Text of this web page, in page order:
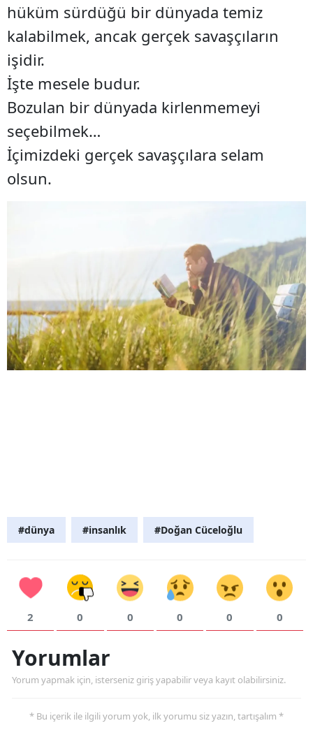
hüküm sürdüğü bir dünyada temiz
kalabilmek, ancak gerçek savaşçıların
işidir.
İşte mesele budur.
Bozulan bir dünyada kirlenmemeyi
seçebilmek…
İçimizdeki gerçek savaşçılara selam
olsun.
#dünya #insanlık #Doğan Cüceloğlu
2 0 0 0 0 0
Yorumlar
Yorum yapmak için, isterseniz giriş yapabilir veya kayıt olabilirsiniz.
* Bu içerik ile ilgili yorum yok, ilk yorumu siz yazın, tartışalım *